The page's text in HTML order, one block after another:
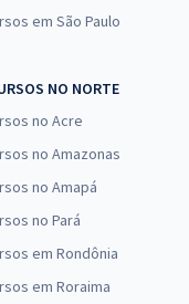
em São Paulo
NO NORTE
no Acre
no Amazonas
no Amapá
no Pará
em Rondônia
em Roraima